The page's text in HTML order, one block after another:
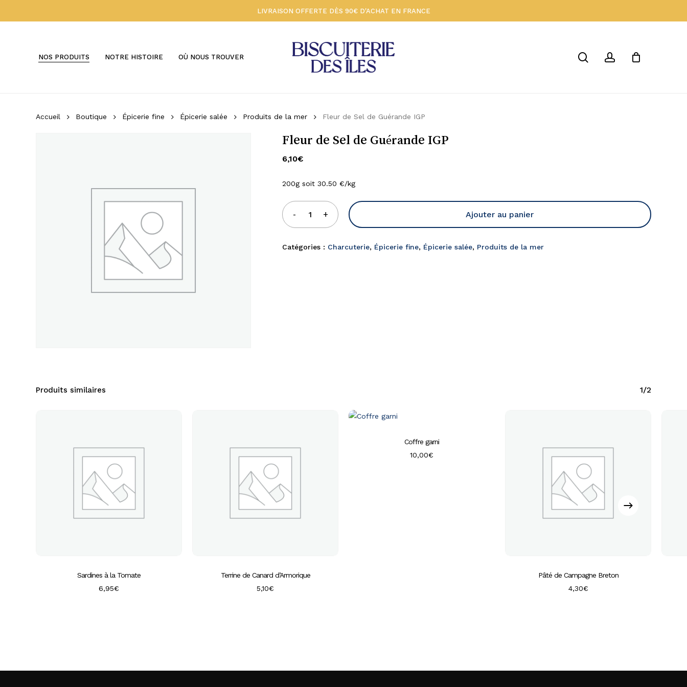
LIVRAISON OFFERTE DÈS 90€ D'ACHAT EN FRANCE
NOS PRODUITS NOTRE HISTOIRE OÙ NOUS TROUVER searchaccount
Votre panier 🍪 Close
Accueil Boutique Épicerie fine Épicerie salée Produits de la mer Fleur de Sel de Guérande IGP
Fleur de Sel de Guérande IGP
6,10€
200g soit 30.50 €/kg
Ajouter au panier
Catégories : Charcuterie, Épicerie fine, Épicerie salée, Produits de la mer
Produits similaires 1/2
Sardines à la Tomate
6,95€
Terrine de Canard d’Armorique
5,10€
Coffre garni
10,00€
Pâté de Campagne Breton
4,30€